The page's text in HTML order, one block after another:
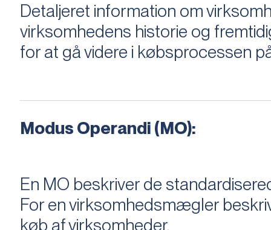
Detaljeret information om
virksomhedens historie og
for at gå videre i købsprocessen
Modus Operandi (MO):
En MO beskriver de
For en virksomhedsmægler
køb af virksomheder.